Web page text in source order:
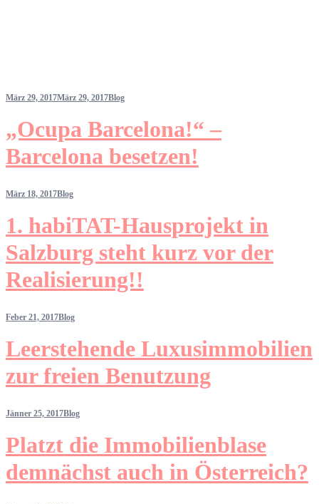
März 29, 2017März 29, 2017Blog
„Ocupa Barcelona!“ –
Barcelona besetzen!
März 18, 2017Blog
1. habiTAT-Hausprojekt in
Salzburg steht kurz vor der
Realisierung!!
Feber 21, 2017Blog
Leerstehende Luxusimmobilien
zur freien Benutzung
Jänner 25, 2017Blog
Platzt die Immobilienblase
demnächst auch in Österreich?